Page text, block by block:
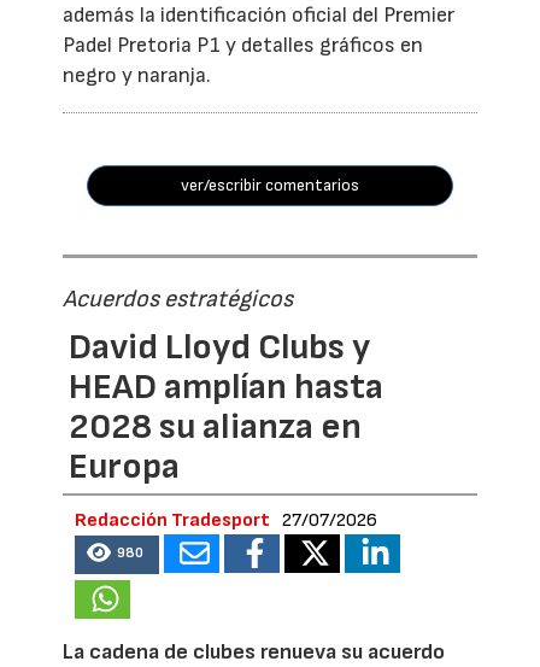
además la identificación oficial del Premier
Padel Pretoria P1 y detalles gráficos en
negro y naranja.
ver/escribir comentarios
Acuerdos estratégicos
David Lloyd Clubs y
HEAD amplían hasta
2028 su alianza en
Europa
Redacción Tradesport 27/07/2026
980
La cadena de clubes renueva su acuerdo